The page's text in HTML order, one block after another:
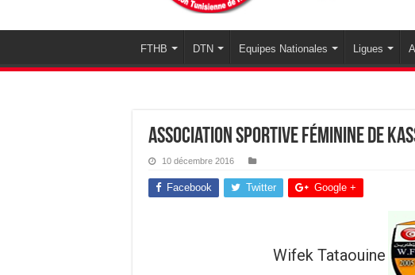
FTHB DTN Equipes Nationales Ligues
Association sportive féminine de
10 décembre 2016
Facebook Twitter Google +
Wifek Tataouine